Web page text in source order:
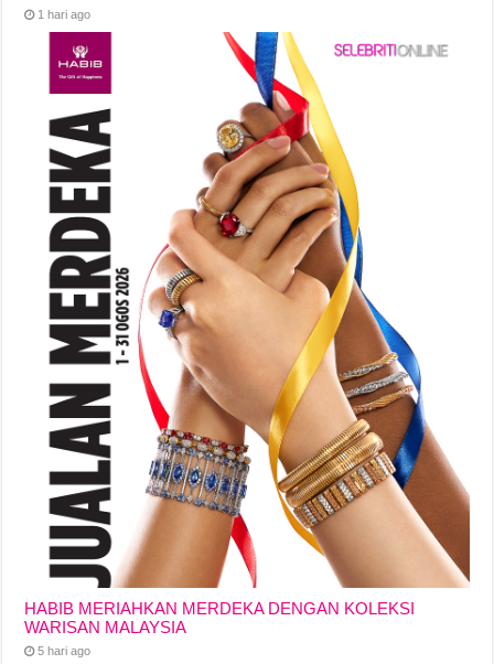
1 hari ago
HABIB MERIAHKAN MERDEKA DENGAN KOLEKSI
WARISAN MALAYSIA
5 hari ago